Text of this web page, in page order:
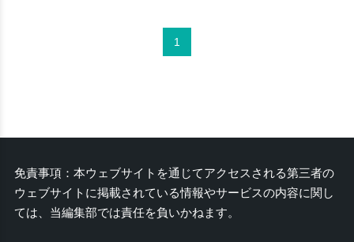
1
免責事項：本ウェブサイトを通じてアクセスされる第三者の
ウェブサイトに掲載されている情報やサービスの内容に関し
ては、当編集部では責任を負いかねます。